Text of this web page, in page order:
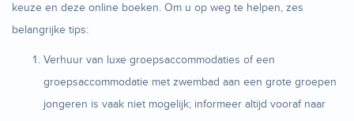
keuze en deze online boeken. Om u op weg te helpen, zes
belangrijke tips:
Verhuur van luxe groepsaccommodaties of een
groepsaccommodatie met zwembad aan een grote groepen
jongeren is vaak niet mogelijk; informeer altijd vooraf naar